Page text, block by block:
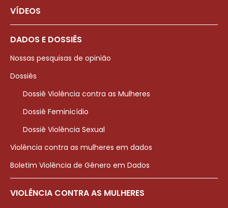
VÍDEOS
DADOS E DOSSIÊS
Nossas pesquisas de opinião
Dossiês
Dossiê Violência contra as Mulheres
Dossiê Feminicídio
Dossiê Violência Sexual
Violência contra as mulheres em dados
Boletim Violência de Gênero em Dados
VIOLÊNCIA CONTRA AS MULHERES